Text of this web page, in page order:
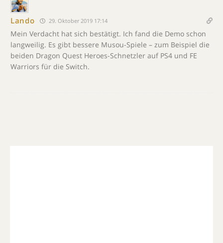
Lando 29. Oktober 2019 17:14
Mein Verdacht hat sich bestätigt. Ich fand die Demo schon
langweilig. Es gibt bessere Musou-Spiele – zum Beispiel die
beiden Dragon Quest Heroes-Schnetzler auf PS4 und FE
Warriors für die Switch.